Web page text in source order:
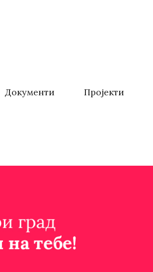
Документи Пројекти